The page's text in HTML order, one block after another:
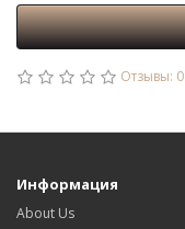
Отзывы: 0
Информация
About Us